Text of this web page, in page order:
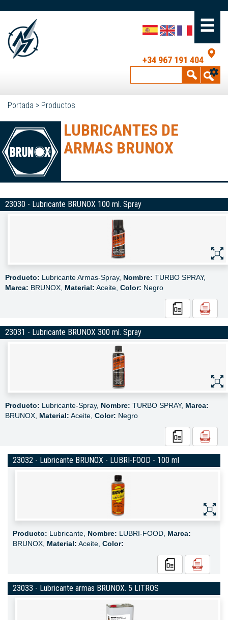
+34 967 191 404
Portada > Productos
LUBRICANTES DE
ARMAS BRUNOX
23030 - Lubricante BRUNOX 100 ml. Spray
Producto: Lubricante Armas-Spray, Nombre: TURBO SPRAY,
Marca: BRUNOX, Material: Aceite, Color: Negro
23031 - Lubricante BRUNOX 300 ml. Spray
Producto: Lubricante-Spray, Nombre: TURBO SPRAY, Marca:
BRUNOX, Material: Aceite, Color: Negro
23032 - Lubricante BRUNOX - LUBRI-FOOD - 100 ml
Producto: Lubricante, Nombre: LUBRI-FOOD, Marca:
BRUNOX, Material: Aceite, Color:
23033 - Lubricante armas BRUNOX. 5 LITROS